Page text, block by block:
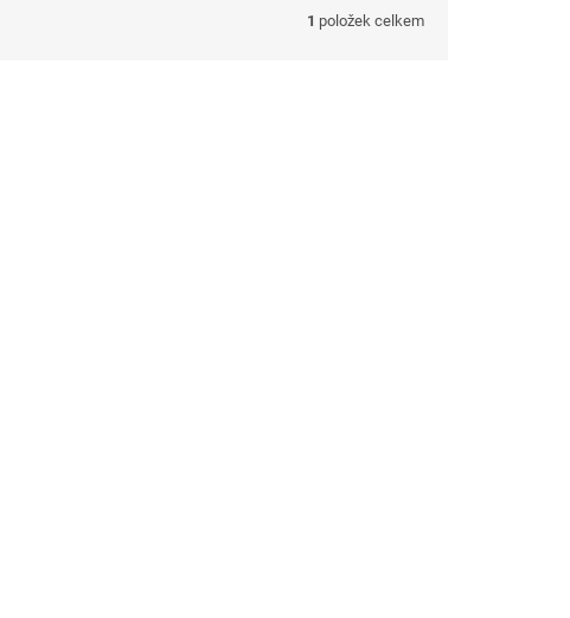
1 položek celkem